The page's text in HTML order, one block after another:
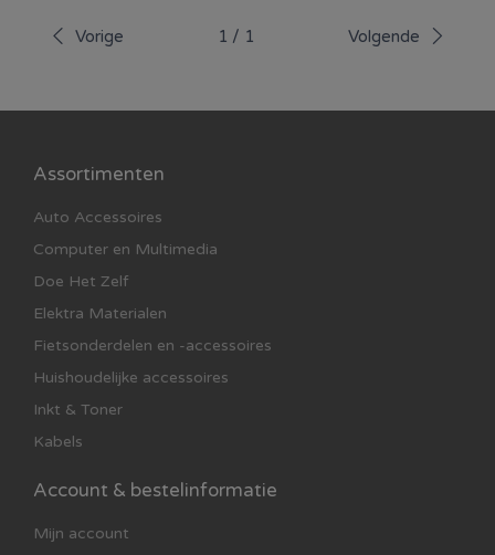
Vorige 1 / 1 Volgende
Assortimenten
Auto Accessoires
Computer en Multimedia
Doe Het Zelf
Elektra Materialen
Fietsonderdelen en -accessoires
Huishoudelijke accessoires
Inkt & Toner
Kabels
Account & bestelinformatie
Mijn account